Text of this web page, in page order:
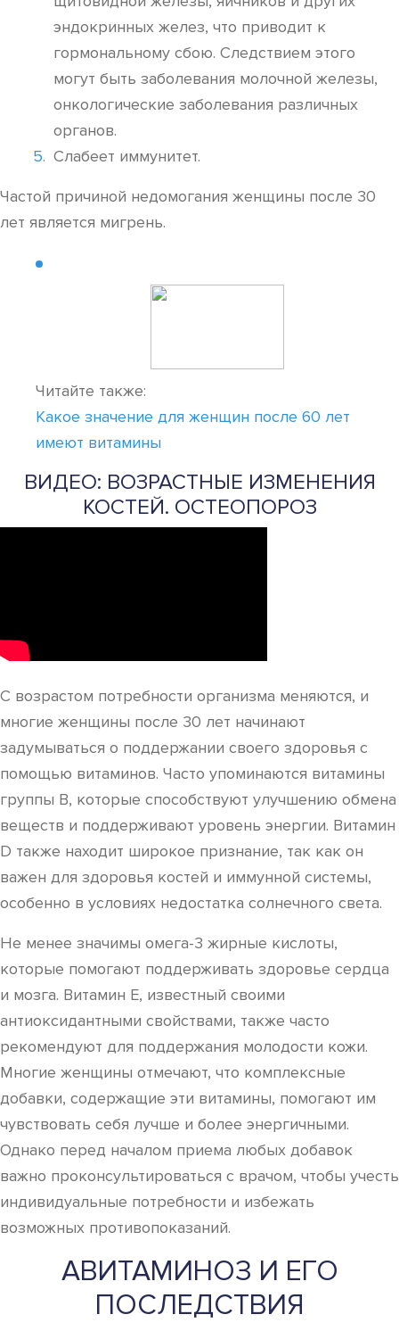
эндокринных желез, что приводит к
гормональному сбою. Следствием этого
могут быть заболевания молочной железы,
онкологические заболевания различных
органов.
Слабеет иммунитет.
Частой причиной недомогания женщины после 30
лет является мигрень.
Читайте также:
Какое значение для женщин после 60 лет
имеют витамины
ВИДЕО: ВОЗРАСТНЫЕ ИЗМЕНЕНИЯ
КОСТЕЙ. ОСТЕОПОРОЗ
С возрастом потребности организма меняются, и
многие женщины после 30 лет начинают
задумываться о поддержании своего здоровья с
помощью витаминов. Часто упоминаются витамины
группы B, которые способствуют улучшению обмена
веществ и поддерживают уровень энергии. Витамин
D также находит широкое признание, так как он
важен для здоровья костей и иммунной системы,
особенно в условиях недостатка солнечного света.
Не менее значимы омега-3 жирные кислоты,
которые помогают поддерживать здоровье сердца
и мозга. Витамин E, известный своими
антиоксидантными свойствами, также часто
рекомендуют для поддержания молодости кожи.
Многие женщины отмечают, что комплексные
добавки, содержащие эти витамины, помогают им
чувствовать себя лучше и более энергичными.
Однако перед началом приема любых добавок
важно проконсультироваться с врачом, чтобы учесть
индивидуальные потребности и избежать
возможных противопоказаний.
АВИТАМИНОЗ И ЕГО
ПОСЛЕДСТВИЯ